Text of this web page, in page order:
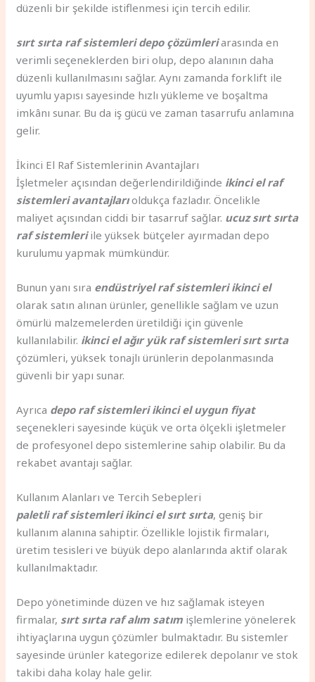
düzenli bir şekilde istiflenmesi için tercih edilir.
sırt sırta raf sistemleri depo çözümleriarasında en
verimli seçeneklerden biri olup, depo alanının daha
düzenli kullanılmasını sağlar. Aynı zamanda forklift ile
uyumlu yapısı sayesinde hızlı yükleme ve boşaltma
imkânı sunar. Bu da iş gücü ve zaman tasarrufu anlamına
gelir.
İkinci El Raf Sistemlerinin Avantajları
İşletmeler açısından değerlendirildiğinde ikinci el raf
sistemleri avantajlarıoldukça fazladır. Öncelikle
maliyet açısından ciddi bir tasarruf sağlar. ucuz sırt sırta
raf sistemleriile yüksek bütçeler ayırmadan depo
kurulumu yapmak mümkündür.
Bunun yanı sıra endüstriyel raf sistemleri ikinci el
olarak satın alınan ürünler, genellikle sağlam ve uzun
ömürlü malzemelerden üretildiği için güvenle
kullanılabilir. ikinci el ağır yük raf sistemleri sırt sırta
çözümleri, yüksek tonajlı ürünlerin depolanmasında
güvenli bir yapı sunar.
Ayrıca depo raf sistemleri ikinci el uygun fiyat
seçenekleri sayesinde küçük ve orta ölçekli işletmeler
de profesyonel depo sistemlerine sahip olabilir. Bu da
rekabet avantajı sağlar.
Kullanım Alanları ve Tercih Sebepleri
paletli raf sistemleri ikinci el sırt sırta, geniş bir
kullanım alanına sahiptir. Özellikle lojistik firmaları,
üretim tesisleri ve büyük depo alanlarında aktif olarak
kullanılmaktadır.
Depo yönetiminde düzen ve hız sağlamak isteyen
firmalar, sırt sırta raf alım satım işlemlerine yönelerek
ihtiyaçlarına uygun çözümler bulmaktadır. Bu sistemler
sayesinde ürünler kategorize edilerek depolanır ve stok
takibi daha kolay hale gelir.